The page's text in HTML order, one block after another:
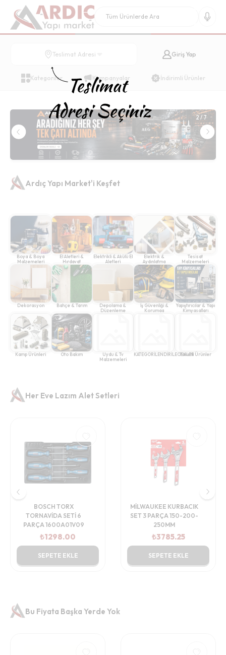
Teslimat Adresi Giriş Yap
Kategoriler Kampanyalar İndirimli Ürünler
2 / 7
Ardıç Yapı Market'i Keşfet
Boya & Boya
Malzemeleri
El Aletleri &
Hırdavat
Elektrikli & Akülü El
Aletleri
Elektrik &
Aydınlatma
Tesisat
Malzemeleri
Dekorasyon Bahçe & Tarım
Depolama &
Düzenleme
İş Güvenliği &
Korumaa
Yapıştırıcılar & Yapı
Kimyasalları
Kamp Ürünleri Oto Bakım
Uydu & Tv
Malzemeleri
KATEGORİLENDİRİLECEKLERPaketli Ürünler
Her Eve Lazım Alet Setleri
MİLWAUKEE KURBACIK
SET 3 PARÇA 150-200-
250MM
₺3785.25
SEPETE EKLE
SAKATA AHŞAP OYMA
SETİ 12 PARÇA
₺467.50
SEPETE EKLE
Bu Fiyata Başka Yerde Yok